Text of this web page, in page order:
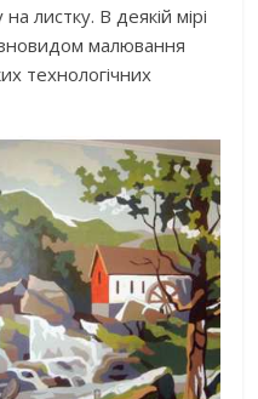
листку. В деякій мірі
малювання
технологічних